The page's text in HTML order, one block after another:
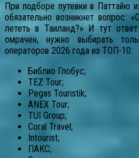
При подборе путевки в Паттайю
обязательно возникнет вопрос:
лететь в Таиланд?» И тут
омрачен, нужно выбирать
операторов 2026 года из ТОП-10:
Библио Глобус;
TEZ Tour;
Pegas Touristik;
ANEX Tour;
TUI Group;
Coral Travel;
Intourist;
ПАКС;